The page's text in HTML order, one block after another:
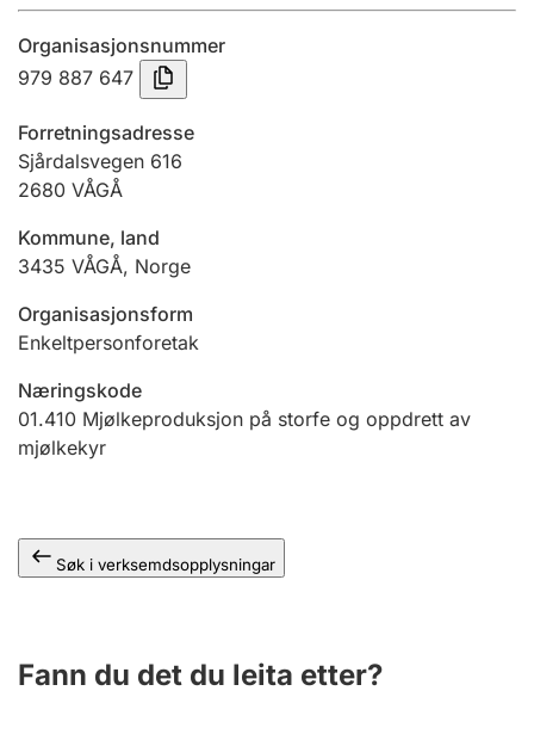
Innsending og forseinkingsgebyr
Tinglysing
Jeger
Ektepaktrettleiaren
Andre tema
Organisasjonsnummer
979 887 647
Forretningsadresse
Sjårdalsvegen 616
2680 VÅGÅ
Kommune, land
3435 VÅGÅ, Norge
Organisasjonsform
Enkeltpersonforetak
Næringskode
01.410 Mjølkeproduksjon på storfe og oppdrett av
mjølkekyr
Søk i verksemdsopplysningar
Fann du det du leita etter?